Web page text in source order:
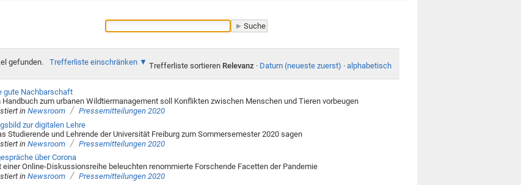
gefunden. Trefferliste einschränken Trefferliste sortieren Relevanz · Datum (neueste zuerst) · alphabetisch
gute Nachbarschaft
Handbuch zum urbanen Wildtiermanagement soll Konflikten zwischen Menschen und Tieren vorbeugen
in Newsroom / Pressemitteilungen 2020
zur digitalen Lehre
Studierende und Lehrende der Universität Freiburg zum Sommersemester 2020 sagen
in Newsroom / Pressemitteilungen 2020
über Corona
einer Online-Diskussionsreihe beleuchten renommierte Forschende Facetten der Pandemie
in Newsroom / Pressemitteilungen 2020